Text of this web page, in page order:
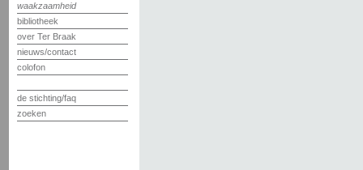
waakzaamheid
bibliotheek
over Ter Braak
nieuws/contact
colofon
de stichting/faq
zoeken